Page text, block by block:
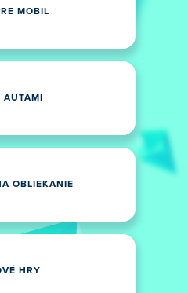
MOBIL
AUTAMI
OBLIEKANIE
HRY